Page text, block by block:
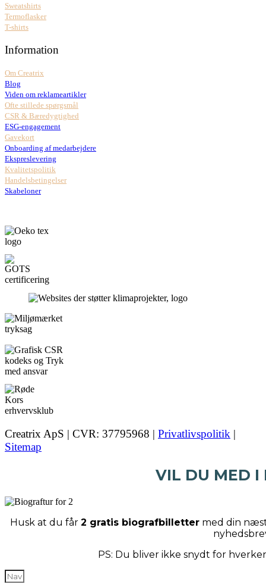
Sweatshirts
Termoflasker
T-shirts
Information
Om Creatrix
Blog
Viden om reklameartikler
Ofte stillede spørgsmål
CSR & Bæredygtighed
ESG-engagement
Gavekort
Onboarding af medarbejdere
Ekspreslevering
Kvalitetspolitik
Handelsbetingelser
Skabeloner
Creatrix ApS | CVR: 37795968 | Privatlivspolitik |
Sitemap
VIL DU MED I
Husk at du får 2 gratis biografbillettermed din
PS: Du bliver ikke snydt for